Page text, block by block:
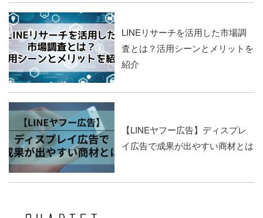
LINEリサーチを活用した市場調
査とは？活用シーンとメリットを
紹介
【LINEヤフー広告】ディスプレ
イ広告で成果が出やすい商材とは